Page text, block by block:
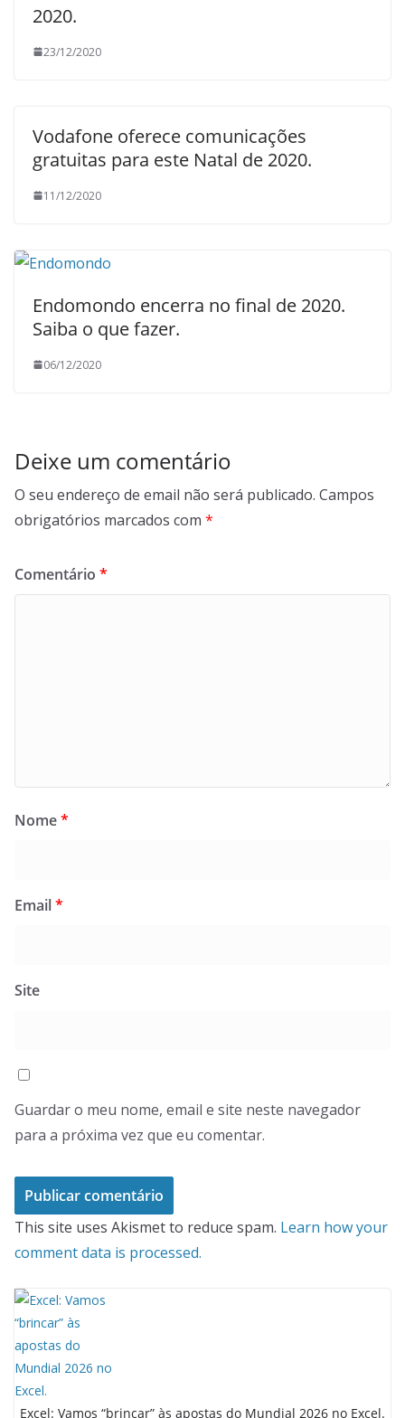
2020.
23/12/2020
Vodafone oferece comunicações
gratuitas para este Natal de 2020.
11/12/2020
Endomondo encerra no final de 2020.
Saiba o que fazer.
06/12/2020
Deixe um comentário
O seu endereço de email não será publicado. Campos
obrigatórios marcados com *
Comentário *
Nome*
Email*
Site
Guardar o meu nome, email e site neste navegador
para a próxima vez que eu comentar.
This site uses Akismet to reduce spam. Learn how your
comment data is processed.
Excel: Vamos “brincar” às apostas do Mundial 2026 no Excel.